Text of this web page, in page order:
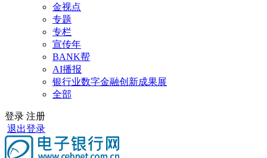
金视点
专题
专栏
宣传年
BANK帮
AI播报
银行业数字金融创新成果展
全部
登录 注册
退出登录